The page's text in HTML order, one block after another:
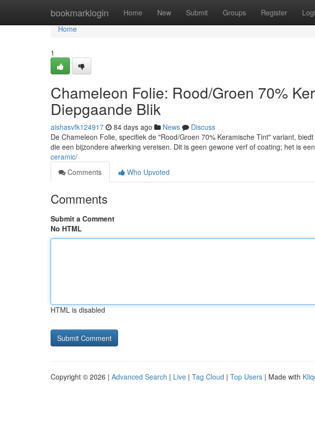
bookmarklogin Home New Submit Groups Register
Home
Home
1
Chameleon Folie: Rood/Groen 70%
Diepgaande Blik
aishasvfk124917 84 days ago News
Discuss
De Chameleon Folie, specifiek de "Rood/Groen 70% Keramische Tint" variant,
die een bijzondere afwerking vereisen. Dit is geen gewone verf of coating; het is een
ceramic/
Comments
Who Upvoted
Comments
Submit a Comment
No HTML
HTML is disabled
Copyright © 2026 | Advanced Search | Live | Tag Cloud | Top Users | Made with